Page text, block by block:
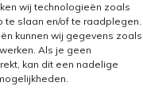
wij technologieën zoals
te slaan en/of te raadplegen.
kunnen wij gegevens zoals
Als je geen
kan dit een nadelige